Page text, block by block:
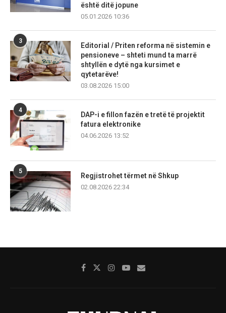
është ditë jopune
05.01.2026 10:36
3
Editorial / Priten reforma në sistemin e
pensioneve – shteti mund ta marrë
shtyllën e dytë nga kursimet e
qytetarëve!
03.08.2026 15:00
4
DAP-i e fillon fazën e tretë të projektit
fatura elektronike
04.06.2026 13:52
5
Regjistrohet tërmet në Shkup
02.08.2026 22:34